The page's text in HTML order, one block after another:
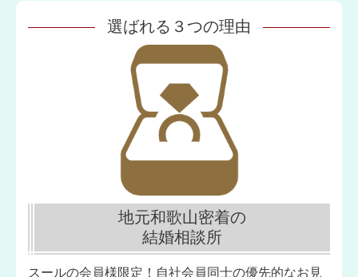
選ばれる ３つの理由
地元和歌山密着の
結婚相談所
スールの会員様限定！自社会員同士の優先的なお見